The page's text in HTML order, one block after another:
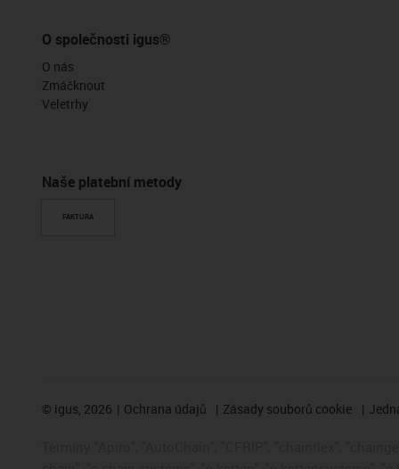
O společnosti igus®
O nás
Zmáčknout
Veletrhy
Naše platební metody
FAKTURA
© igus, 2026 Ochrana údajů Zásady souborů cookie